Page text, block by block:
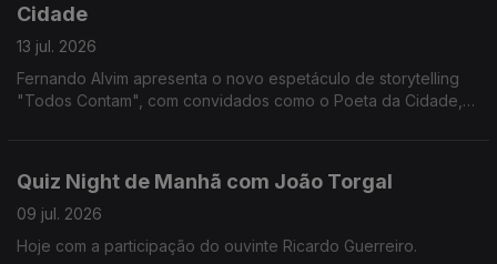
Cidade
13 jul. 2026
Fernando Alvim apresenta o novo espetáculo de storytelling
"Todos Contam", com convidados como o Poeta da Cidade,
Quiz Night de Manhã com João Torgal
09 jul. 2026
Hoje com a participação do ouvinte Ricardo Guerreiro.